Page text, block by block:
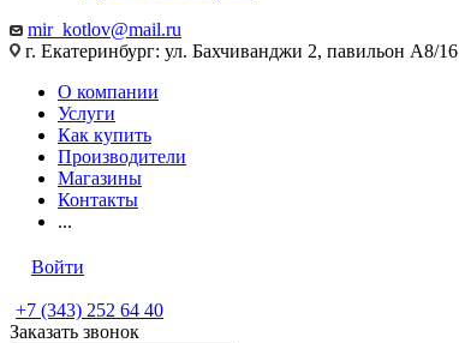
mir_kotlov@mail.ru
г. Екатеринбург: ул. Бахчиванджи 2, павильон А8/16
О компании
Услуги
Как купить
Производители
Магазины
Контакты
...
Войти
+7 (343) 252 64 40
Заказать звонок